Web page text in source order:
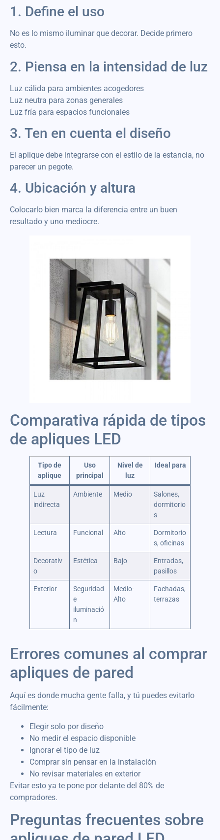
1. Define el uso
No es lo mismo iluminar que decorar. Decide primero
esto.
2. Piensa en la intensidad de luz
Luz cálida para ambientes acogedores
Luz neutra para zonas generales
Luz fría para espacios funcionales
3. Ten en cuenta el diseño
El aplique debe integrarse con el estilo de la estancia, no
parecer un pegote.
4. Ubicación y altura
Colocarlo bien marca la diferencia entre un buen
resultado y uno mediocre.
Comparativa rápida de tipos
de apliques LED
Tipo de
aplique
Uso
principal
Nivel de
luz
Ideal para
Luz
indirecta
Ambiente Medio
Salones,
dormitorio
s
Lectura Funcional Alto
Dormitorio
s, oficinas
Decorativ
o
Estética Bajo
Entradas,
pasillos
Exterior
Seguridad
e
iluminació
n
Medio-
Alto
Fachadas,
terrazas
Errores comunes al comprar
apliques de pared
Aquí es donde mucha gente falla, y tú puedes evitarlo
fácilmente:
Elegir solo por diseño
No medir el espacio disponible
Ignorar el tipo de luz
Comprar sin pensar en la instalación
No revisar materiales en exterior
Evitar esto ya te pone por delante del 80% de
compradores.
Preguntas frecuentes sobre